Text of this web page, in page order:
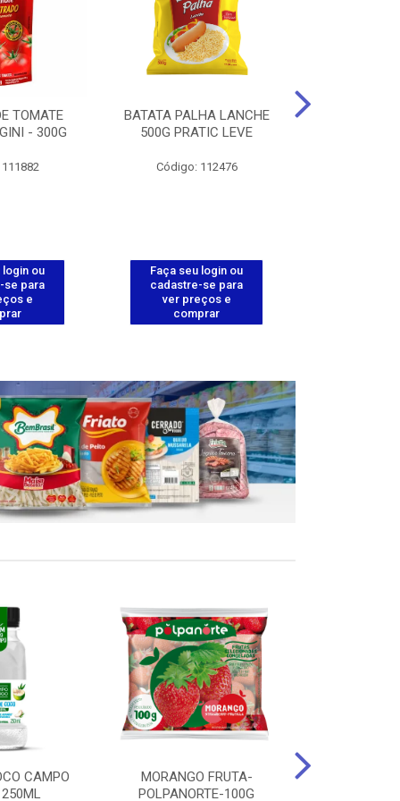
TOMATE
- 300G
login ou
se para
e
BATATA PALHA LANCHE
500G PRATIC LEVE
Código: 112476
Faça seu login ou
cadastre-se para
ver preços e
comprar
CAMPO
MORANGO FRUTA-
POLPANORTE-100G